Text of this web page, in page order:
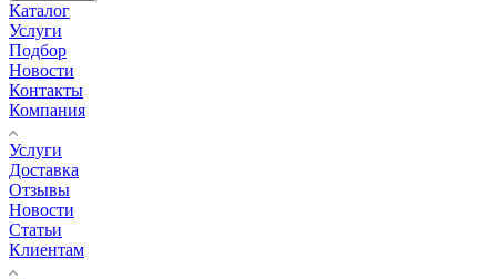
Каталог
Услуги
Подбор
Новости
Контакты
Компания
Услуги
Доставка
Отзывы
Новости
Статьи
Клиентам